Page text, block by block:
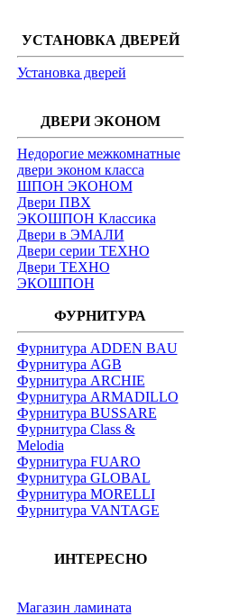
УСТАНОВКА ДВЕРЕЙ
Установка дверей
ДВЕРИ ЭКОНОМ
Недорогие межкомнатные
двери эконом класса
ШПОН ЭКОНОМ
Двери ПВХ
ЭКОШПОН Классика
Двери в ЭМАЛИ
Двери серии ТЕХНО
Двери ТЕХНО
ЭКОШПОН
ФУРНИТУРА
Фурнитура ADDEN BAU
Фурнитура AGB
Фурнитура ARCHIE
Фурнитура ARMADILLO
Фурнитура BUSSARE
Фурнитура Class &
Melodia
Фурнитура FUARO
Фурнитура GLOBAL
Фурнитура MORELLI
Фурнитура VANTAGE
ИНТЕРЕСНО
Магазин ламината